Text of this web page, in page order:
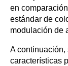
en
estándar de
modulación de
A continuación,
características